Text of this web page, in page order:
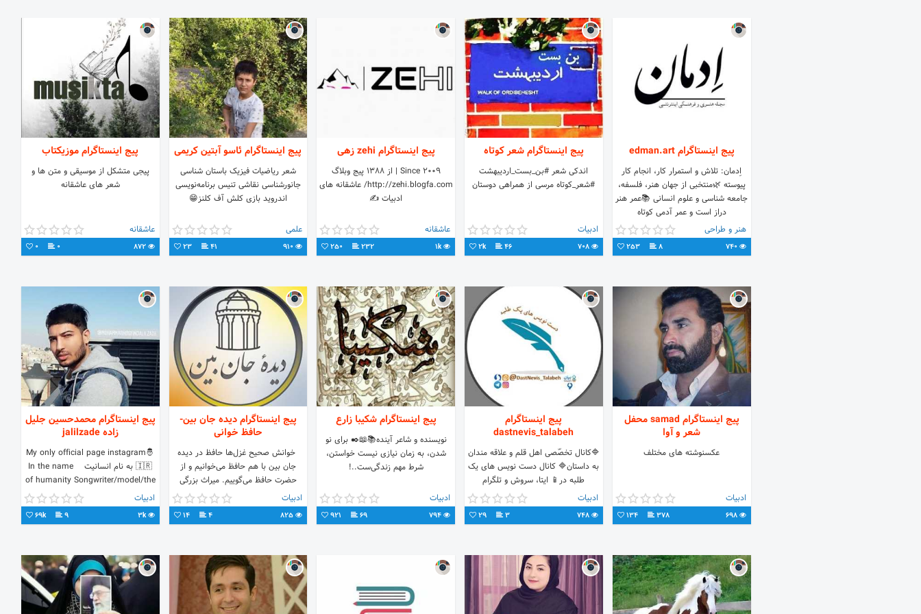
پیج اینستاگرام edman.art
اِدمان: تلاش و استمرار کار، انجام کار
پیوسته 🌿منتخبی از جهان هنر، فلسفه،
جامعه شناسی و علوم انسانی 📚عمر هنر
دراز است و عمر آدمی کوتاه
هنر و طراحی
740
8
253
پیج اینستاگرام شعر کوتاه
اندکی شعر #بن_بست_اردیبهشت
#شعر_کوتاه مرسی از همراهی دوستان
ادبیات
708
46
2k
پیج اینستاگرام zehi زهی
Since 2009 | از ۱۳۸۸ پیج وبلاگ
http://zehi.blogfa.com/ عاشقانه های
ادبیات ✍
عاشقانه
1k
232
250
پیج اینستاگرام ئاسو آبتین کریمی
شعر ریاضیات فیزیک باستان شناسی
جانورشناسی نقاشی تنیس برنامه‌نویسی
اندروید بازی کلش آف کلنز😁
علمی
910
41
23
پیج اینستاگرام موزیکتاب
پیجی متشکل از موسیقی و متن ها و
شعر های عاشقانه
عاشقانه
872
0
0
پیج اینستاگرام samad محفل
شعر و آوا
عکسنوشته های مختلف
ادبیات
698
378
134
پیج اینستاگرام
dastnevis_talabeh
🔷کانال تخصّصی اهل قلم و علاقه مندان
به داستان🔷 کانال دست نویس های یک
طلبه در📱 ایتا، سروش و تلگرام
eitaa.com/DastNevis_Talabeh
t.me/DastNevis_Talabeh
ادبیات
748
3
29
پیج اینستاگرام شکیبا زارع
نویسنده و شاعر آینده📚📖✒️ برای نو
شدن، به زمان نیازی نیست خواستن،
شرط مهم زندگی‌ست..!
ادبیات
794
69
921
پیج اینستاگرام دیده جان بین-
حافظ خوانی
‌‌ خوانش صحیح غزل‌ها حافظ در دیده
جان بین با هم حافظ می‌خوانیم و از
حضرت حافظ می‌گوییم. میراث بزرگی
مانند دیوان حافظ شایسته آن است که
درست و بی غلط خوانده شود.
ادبیات
825
4
14
پیج اینستاگرام محمدحسین جلیل
زاده jalilzade
🤴My only official page instagram
🇮🇷 به نام انسانیت In the name
of humanity Songwriter/model/the
writer
ادبیات
3k
9
69k